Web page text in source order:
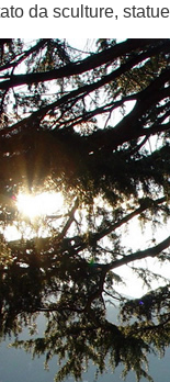
da sculture,